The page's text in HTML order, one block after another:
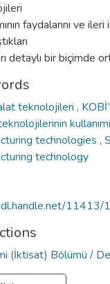
faydalarını ve
detaylı bir biçimde
teknolojileri ,
technologies ,
technology
11413/
(İktisat) Bölümü /